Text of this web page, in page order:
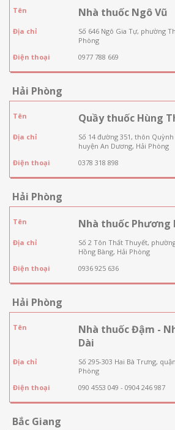
Tên Nhà thuốc Ngô Vũ
Địa chỉ
Số 646 Ngô Gia Tự, phường
Phòng
Điện thoại
0977 788 669
Hải Phòng
Tên Quầy thuốc Hùng
Địa chỉ
Số 14 đường 351, thôn
huyện An Dương, Hải Phòng
Điện thoại
0378 318 898
Hải Phòng
Tên Nhà thuốc Phương
Địa chỉ
Số 2 Tôn Thất Thuyết,
Hồng Bàng, Hải Phòng
Điện thoại
0936 925 636
Hải Phòng
Tên
Nhà thuốc Đậm -
Dài
Địa chỉ
Số 295-303 Hai Bà Trưng,
Phòng
Điện thoại
090 4553 049 - 0904 246 987
Bắc Giang